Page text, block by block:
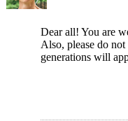
Dear all! You are
Also, please do
generations will